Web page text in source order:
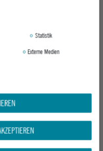
HOLMENKOL TUNING ALPHA MIX
NO COLOR
19,95 €
Statistik
Externe Medien